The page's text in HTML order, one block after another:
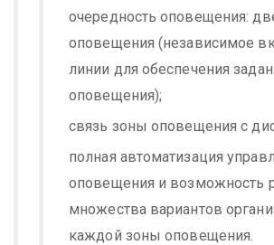
очередность оповещения:
оповещения (независимое
линии для обеспечения
оповещения);
связь зоны оповещения с
полная автоматизация
оповещения и возможность
множества вариантов
каждой зоны оповещения.